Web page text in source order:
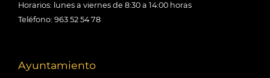
Horarios: lunes a viernes de 8:30 a 14:00 horas
Teléfono: 963 52 54 78
Ayuntamiento